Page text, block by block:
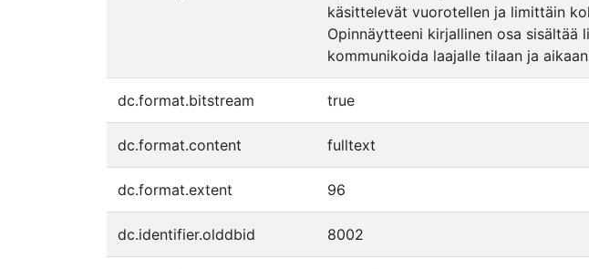
käsittelevät vuorotellen ja limittäin
Opinnäytteeni kirjallinen osa
kommunikoida laajalle tilaan ja
dc.format.bitstream true
dc.format.content fulltext
dc.format.extent 96
dc.identifier.olddbid 8002